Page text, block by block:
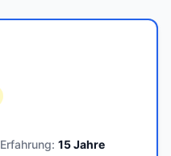
Erfahrung: 15Jahre